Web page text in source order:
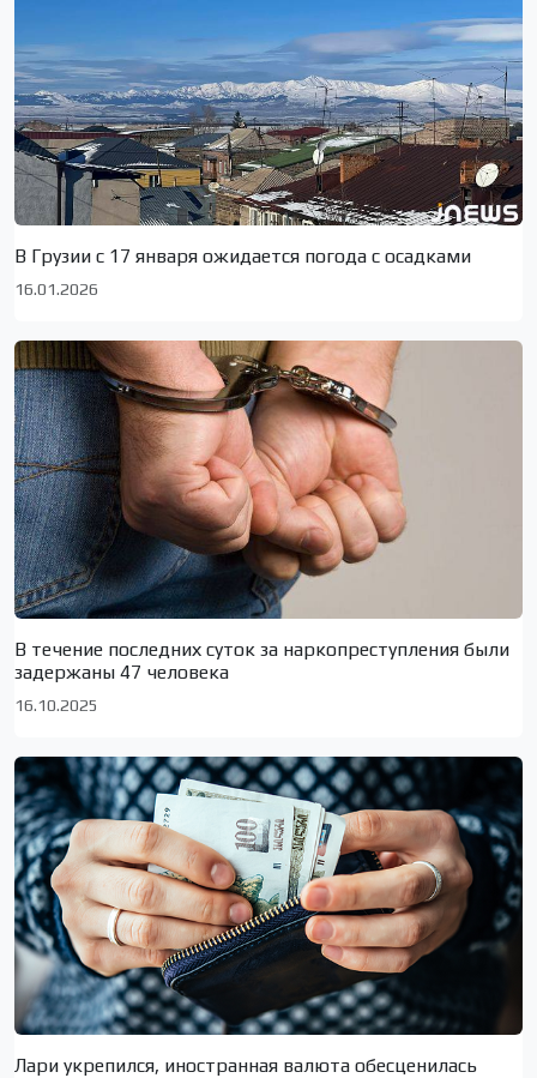
В Грузии с 17 января ожидается погода с осадками
16.01.2026
В течение последних суток за наркопреступления были
задержаны 47 человека
16.10.2025
Лари укрепился, иностранная валюта обесценилась